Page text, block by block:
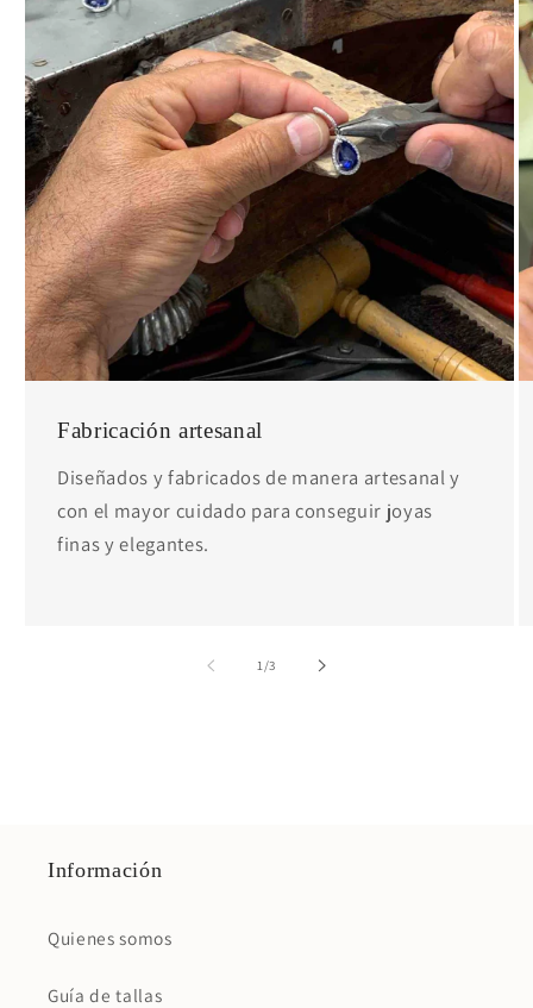
Fabricación artesanal
Diseñados y fabricados de manera artesanal y
con el mayor cuidado para conseguir joyas
finas y elegantes.
1/de
3
Información
Quienes somos
Guía de tallas